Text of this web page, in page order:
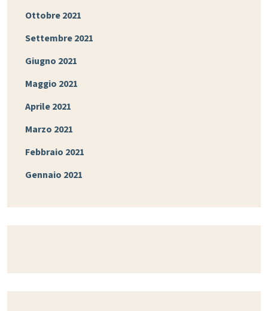
Ottobre 2021
Settembre 2021
Giugno 2021
Maggio 2021
Aprile 2021
Marzo 2021
Febbraio 2021
Gennaio 2021